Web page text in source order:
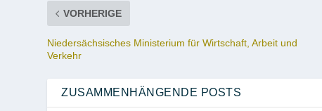
VORHERIGE
Niedersächsisches Ministerium für Wirtschaft, Arbeit und
Verkehr
ZUSAMMENHÄNGENDE POSTS